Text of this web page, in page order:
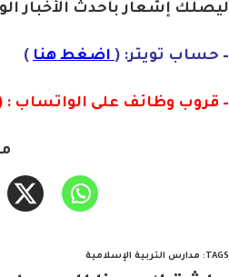
ليصلك إشعار بأحدث الأخبار
– حساب تويتر: (اضغط هنا )
– قروب وظائف على الواتساب :
TAGS
: مدارس التربية الإسلامية